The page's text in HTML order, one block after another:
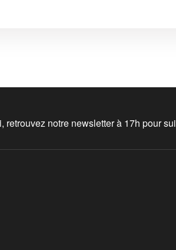
retrouvez notre newsletter à 17h pour